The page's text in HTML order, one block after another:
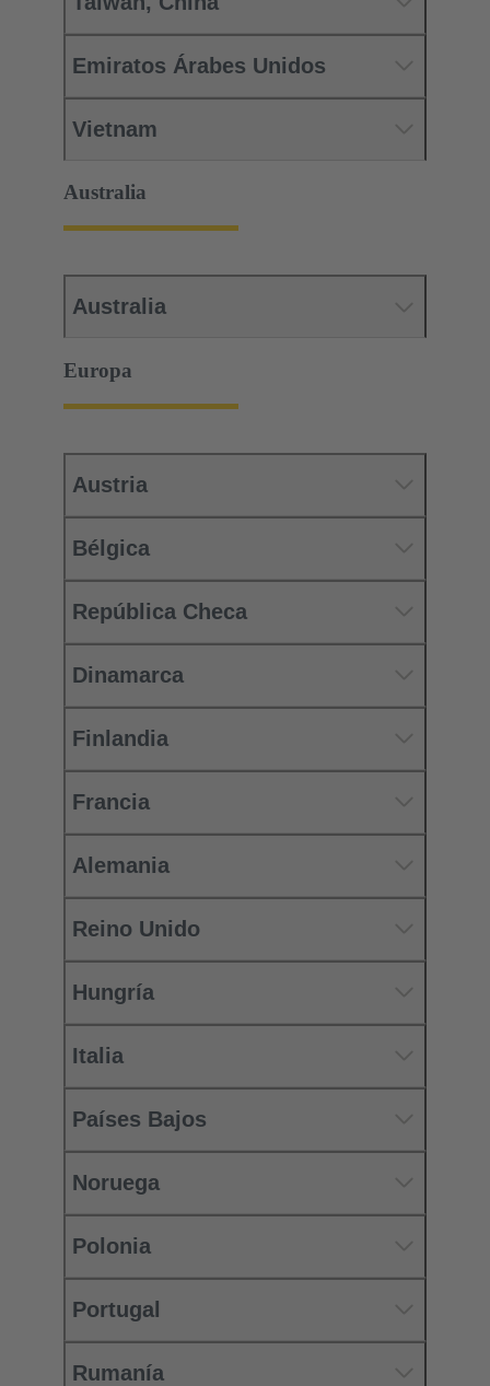
Emiratos Árabes Unidos
Vietnam
Australia
Australia
Europa
Austria
Bélgica
República Checa
Dinamarca
Finlandia
Francia
Alemania
Reino Unido
Hungría
Italia
Países Bajos
Noruega
Polonia
Portugal
Rumanía